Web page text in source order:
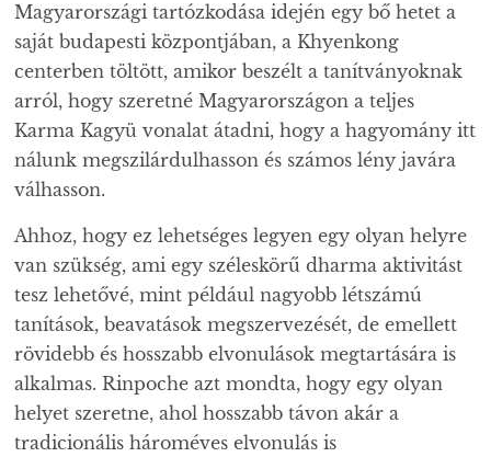
Magyarországi tartózkodása idején egy bő hetet a
saját budapesti központjában, a Khyenkong
centerben töltött, amikor beszélt a tanítványoknak
arról, hogy szeretné Magyarországon a teljes
Karma Kagyü vonalat átadni, hogy a hagyomány itt
nálunk megszilárdulhasson és számos lény javára
válhasson.
Ahhoz, hogy ez lehetséges legyen egy olyan helyre
van szükség, ami egy széleskörű dharma aktivitást
tesz lehetővé, mint például nagyobb létszámú
tanítások, beavatások megszervezését, de emellett
rövidebb és hosszabb elvonulások megtartására is
alkalmas. Rinpoche azt mondta, hogy egy olyan
helyet szeretne, ahol hosszabb távon akár a
tradicionális hároméves elvonulás is